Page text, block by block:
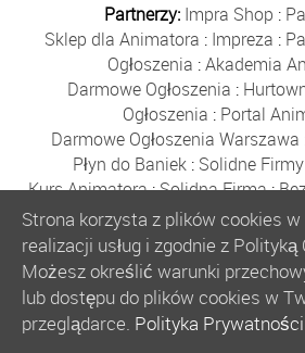
Partnerzy: Impra Shop :
Sklep dla Animatora : Impreza :
Ogłoszenia :Akademia
Darmowe Ogłoszenia :
Ogłoszenia : Portal
Darmowe Ogłoszenia Warszawa
Płyn do Baniek: Solidne Firmy
Kurs Animatora:Solidna Firma:
Animator Czasu
Bezpłatne Ogłoszenia Warszawa
Bańki Mydlane:Bezpłatne
Szkolenie Animatorów:Kurs
Kurs Animatora Warszawa
Kurs Animatora Poznań:
Strona korzysta z plików cookies
realizacji usług i zgodnie z Polityką
Możesz określić warunki
lub dostępu do plików cookies w
przeglądarce. Polityka Prywatności